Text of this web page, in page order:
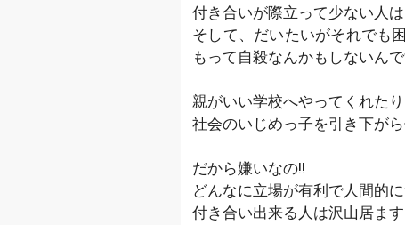
付き合いが際立って少ない人
そして、だいたいがそれでも
もって自殺なんかもしないんで
親がいい学校へやってくれた
社会のいじめっ子を引き下が
だから嫌いなの!!
どんなに立場が有利で人間的
付き合い出来る人は沢山居ます